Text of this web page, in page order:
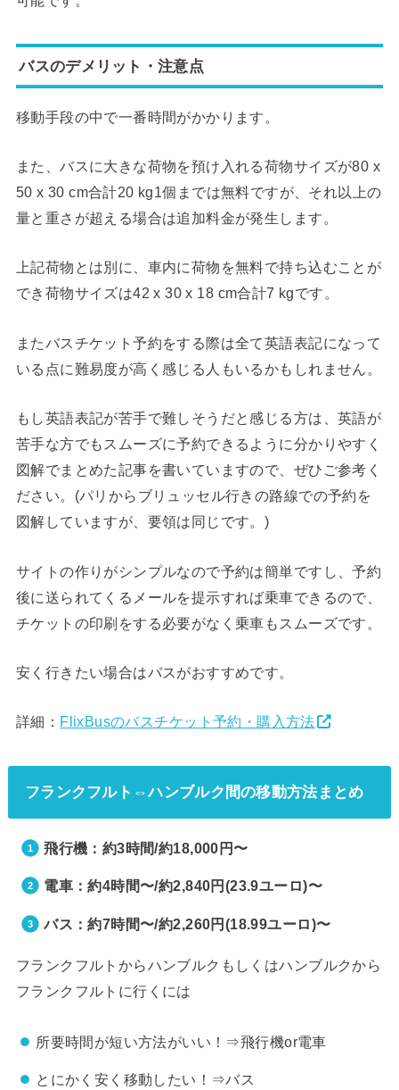
バスのデメリット・注意点
移動手段の中で一番時間がかかります。
また、バスに大きな荷物を預け入れる荷物サイズが80 x
50 x 30 cm合計20 kg1個までは無料ですが、それ以上の
量と重さが超える場合は追加料金が発生します。
上記荷物とは別に、車内に荷物を無料で持ち込むことが
でき荷物サイズは42 x 30 x 18 cm合計7 kgです。
またバスチケット予約をする際は全て英語表記になって
いる点に難易度が高く感じる人もいるかもしれません。
もし英語表記が苦手で難しそうだと感じる方は、英語が
苦手な方でもスムーズに予約できるように分かりやすく
図解でまとめた記事を書いていますので、ぜひご参考く
ださい。(パリからブリュッセル行きの路線での予約を
図解していますが、要領は同じです。)
サイトの作りがシンプルなので予約は簡単ですし、予約
後に送られてくるメールを提示すれば乗車できるので、
チケットの印刷をする必要がなく乗車もスムーズです。
安く行きたい場合はバスがおすすめです。
詳細： FlixBusのバスチケット予約・購入方法
フランクフルト⇔ハンブルク間の移動方法まとめ
飛行機：約3時間/約18,000円〜
電車：約4時間〜/約2,840円(23.9ユーロ)〜
バス：約7時間〜/約2,260円(18.99ユーロ)〜
フランクフルトからハンブルクもしくはハンブルクから
フランクフルトに行くには
所要時間が短い方法がいい！⇒飛行機or電車
とにかく安く移動したい！⇒バス